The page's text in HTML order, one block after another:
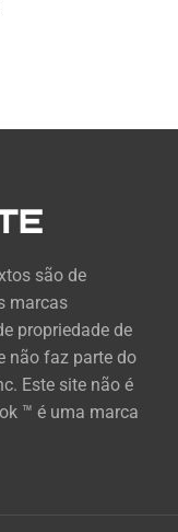
são de
marcas
propriedade de
não faz parte do
Este site não é
™ é uma marca